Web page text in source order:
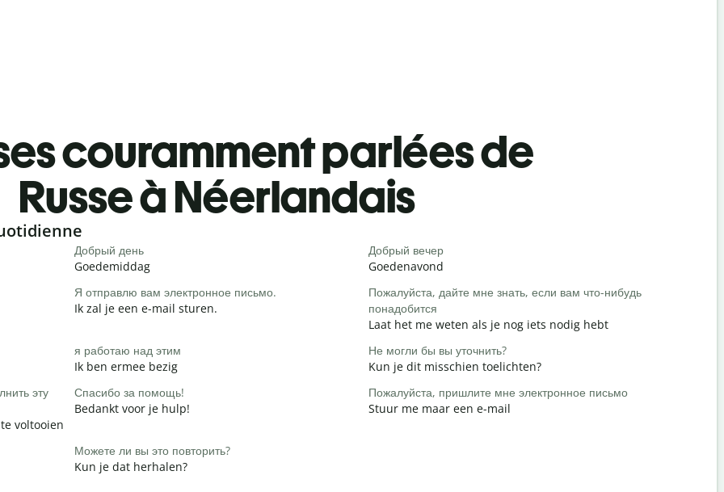
couramment parlées de
Russe à Néerlandais
Добрый день
Goedemiddag
Добрый вечер
Goedenavond
Я отправлю вам электронное письмо.
Ik zal je een e-mail sturen.
Пожалуйста, дайте мне знать, если вам что-нибудь
понадобится
Laat het me weten als je nog iets nodig hebt
я работаю над этим
Ik ben ermee bezig
Не могли бы вы уточнить?
Kun je dit misschien toelichten?
эту
voltooien
Спасибо за помощь!
Bedankt voor je hulp!
Пожалуйста, пришлите мне электронное письмо
Stuur me maar een e-mail
Можете ли вы это повторить?
Kun je dat herhalen?